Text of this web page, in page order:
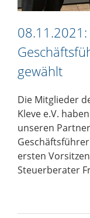
gewählt
Die Mitglieder
Kleve e.V.
unseren
ersten
Steuerberater